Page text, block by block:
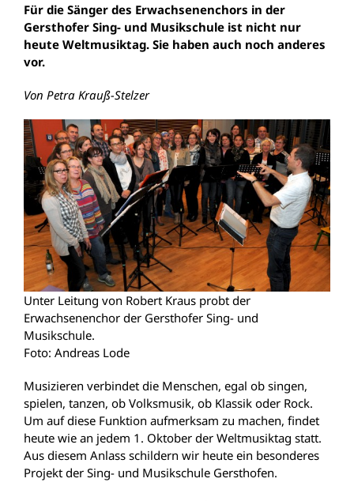
Für die Sänger des Erwachsenenchors in der
Gersthofer Sing- und Musikschule ist nicht nur
heute Weltmusiktag. Sie haben auch noch anderes
vor.
Von Petra Krauß-Stelzer
Unter Leitung von Robert Kraus probt der
Erwachsenenchor der Gersthofer Sing- und
Musikschule.
Foto: Andreas Lode
Musizieren verbindet die Menschen, egal ob singen,
spielen, tanzen, ob Volksmusik, ob Klassik oder Rock.
Um auf diese Funktion aufmerksam zu machen, findet
heute wie an jedem 1. Oktober der Weltmusiktag statt.
Aus diesem Anlass schildern wir heute ein besonderes
Projekt der Sing- und Musikschule Gersthofen.